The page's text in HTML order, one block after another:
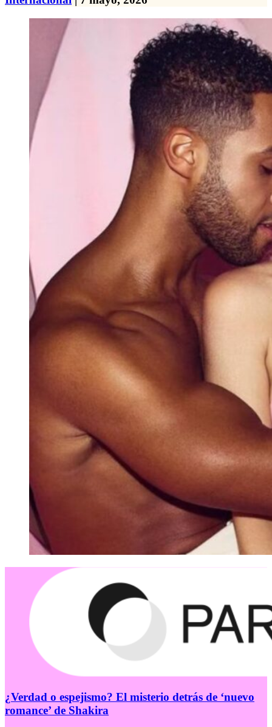
¿Verdad o espejismo? El misterio detrás de ‘nuevo
romance’ de Shakira